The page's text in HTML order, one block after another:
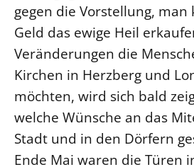
gegen die Vorstellung,
Geld das ewige Heil
Veränderungen die
Kirchen in Herzberg und
möchten, wird sich bald
welche Wünsche an das
Stadt und in den Dörfern
Ende Mai waren die Türen
Corporate Design
Interventionsplan
Jahresgespräche
Kantine Speiseplan
Kirchliches Amtsblatt
Kirchliche Verwaltung
Klimaschutzgesetz